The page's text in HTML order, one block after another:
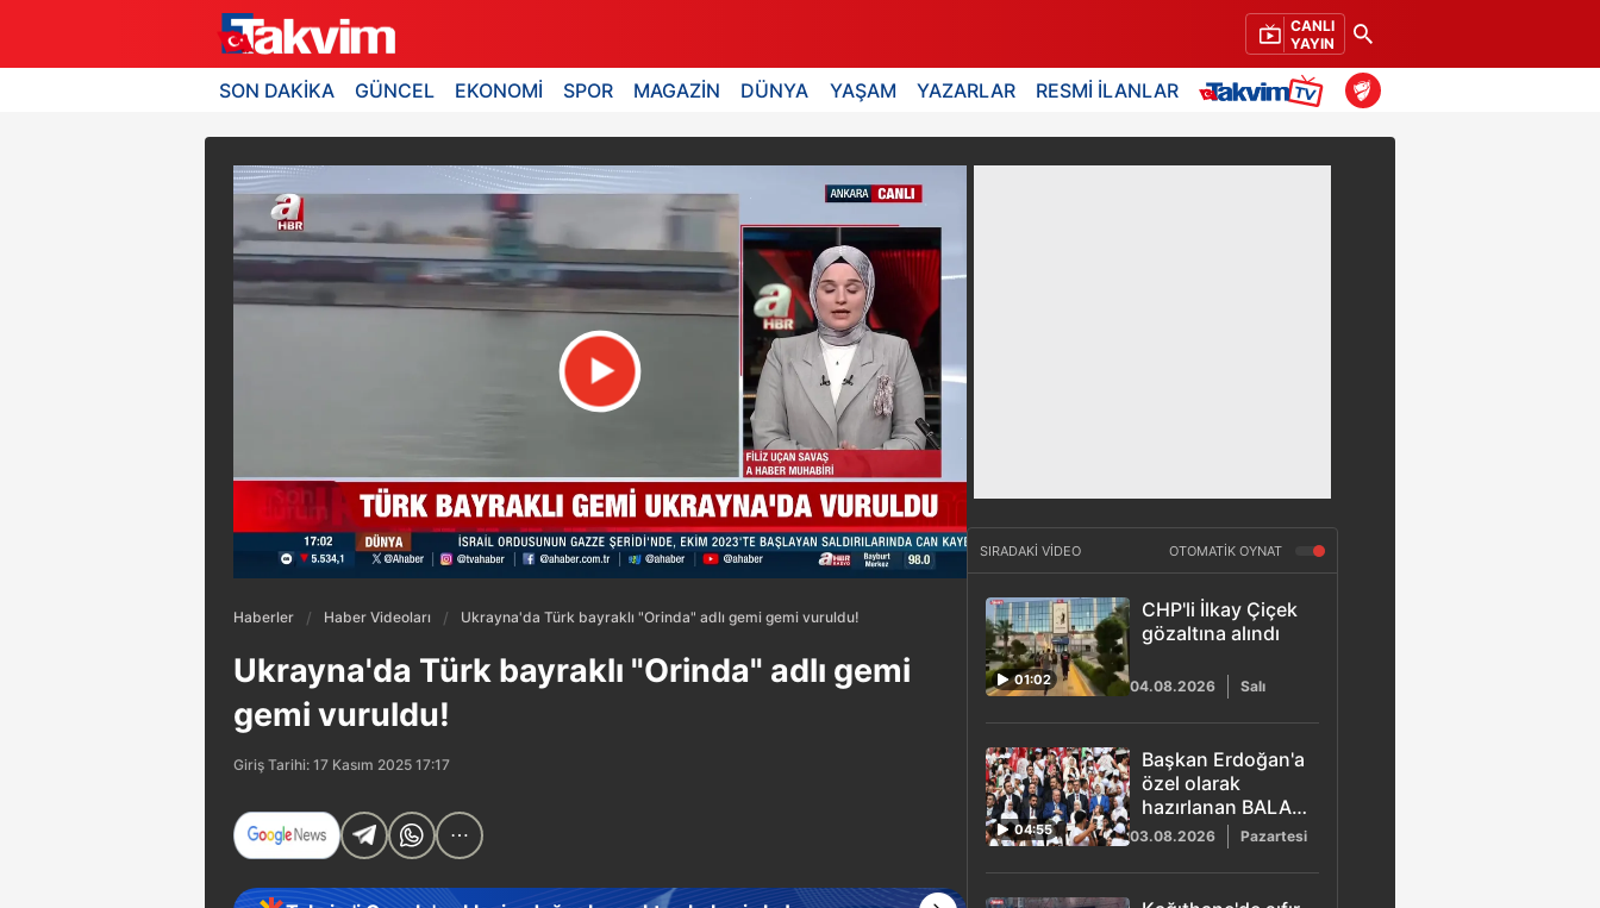
CANLI
YAYIN
SON DAKİKA GÜNCEL EKONOMİ SPOR MAGAZİN DÜNYA YAŞAM YAZARLAR RESMİ İLANLAR
Haberler Haber Videoları Ukrayna'da Türk bayraklı "Orinda" adlı gemi gemi vuruldu!
Ukrayna'da Türk bayraklı "Orinda" adlı gemi
gemi vuruldu!
Giriş Tarihi: 17 Kasım 2025 17:17
SIRADAKİ VİDEO OTOMATİK OYNAT
01:02
CHP'li İlkay Çiçek
gözaltına alındı
04.08.2026 Salı
04:55
Başkan Erdoğan'a
özel olarak
hazırlanan BALA
şarkısı yayımlandı
03.08.2026 Pazartesi